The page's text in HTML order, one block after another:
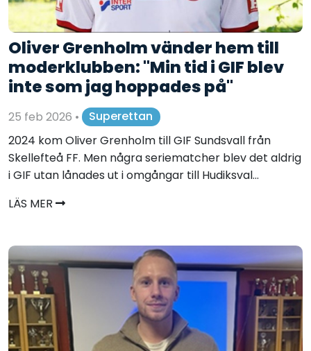
Oliver Grenholm vänder hem till
moderklubben: "Min tid i GIF blev
inte som jag hoppades på"
25 feb 2026 •
Superettan
2024 kom Oliver Grenholm till GIF Sundsvall från
Skellefteå FF. Men några seriematcher blev det aldrig
i GIF utan lånades ut i omgångar till Hudiksval...
LÄS MER